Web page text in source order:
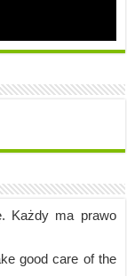
Każdy ma prawo
good care of the